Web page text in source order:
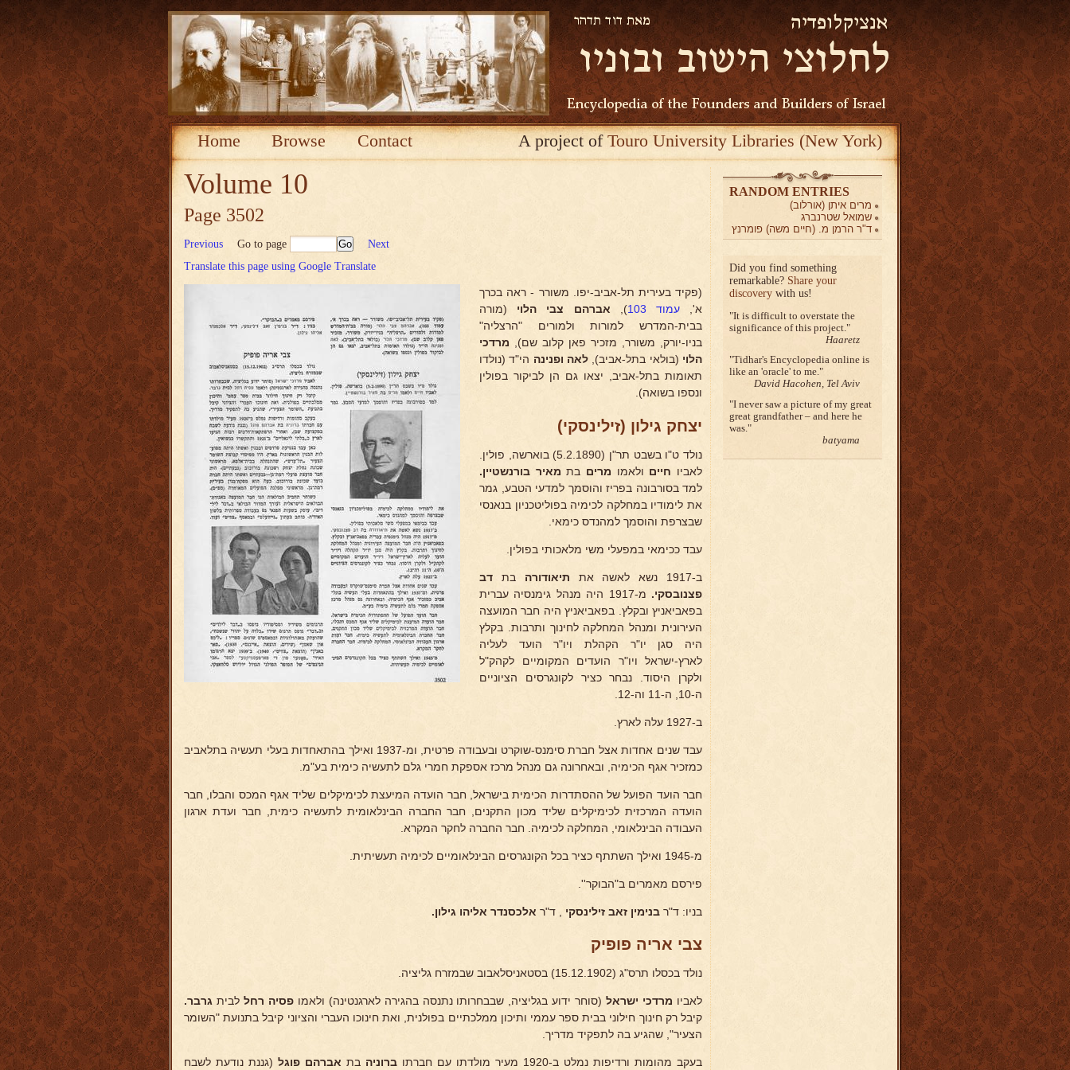
Home Browse Contact A project ofTouro University Libraries (New York)
Volume 10
Page 3502
Previous Go to page
Next
Translate this page using Google Translate
(פקיד בעירית תל-אביב-יפו. משורר - ראה בכרך
א',עמוד 103 ), אברהם צבי הלוי (מורה
בבית-המדרש למורות ולמורים "הרצליה"
בניו-יורק, משורר, מזכיר פאן קלוב שם), מרדכי
הלוי (בולאי בתל-אביב), לאה ופנינה הי"ד (נולדו
תאומות בתל-אביב, יצאו גם הן לביקור בפולין
ונספו בשואה).
יצחק גילון (זילינסקי)
נולד ט"ו בשבט תר"ן (5.2.1890) בוארשה, פולין.
לאביו חיים ולאמו מרים בת מאיר בורנשטיין.
למד בסורבונה בפריז והוסמך למדעי הטבע, גמר
את לימודיו במחלקה לכימיה בפוליטכניון בנאנסי
שבצרפת והוסמך למהנדס כימאי.
עבד ככימאי במפעלי משי מלאכותי בפולין.
ב-1917 נשא לאשה את תיאודורה בת דב
פצנובסקי.
מ-1917 היה מנהל גימנסיה עברית
בפאביאניץ ובקלץ. בפאביאניץ היה חבר המועצה
העירונית ומנהל המחלקה לחינוך ותרבות. בקלץ
היה סגן יו"ר הקהלת ויו"ר הועד לעליה
לארץ-ישראל ויו"ר הועדים המקומיים לקהק"ל
ולקרן היסוד. נבחר כציר לקונגרסים הציוניים
ה-10, ה-11 וה-12.
ב-1927 עלה לארץ.
עבד שנים אחדות אצל חברת סימנס-שוקרט ובעבודה פרטית, ומ-1937 ואילך בהתאחדות בעלי תעשיה בתלאביב
כמזכיר אגף הכימיה, ובאחרונה גם מנהל מרכז אספקת חמרי גלם לתעשיה כימית בע"מ.
חבר הועד הפועל של ההסתדרות הכימית בישראל, חבר הועדה המיעצת לכימיקלים שליד אגף המכס והבלו, חבר
הועדה המרכזית לכימיקלים שליד מכון התקנים, חבר החברה הבינלאומית לתעשיה כימית, חבר ועדת ארגון
העבודה הבינלאומי, המחלקה לכימיה. חבר החברה לחקר המקרא.
מ-1945 ואילך השתתף כציר בכל הקונגרסים הבינלאומיים לכימיה תעשיתית.
פירסם מאמרים ב"הבוקר''.
בניו: ד"ר בנימין זאב זילינסקי , ד"ר אלכסנדר אליהו גילון.
צבי אריה פופיק
נולד בכסלו תרס"ג (15.12.1902) בסטאניסלאבוב שבמזרח גליציה.
לאביו מרדכי ישראל(סוחר ידוע בגליציה, שבבחרותו נתנסה בהגירה לארגנטינה) ולאמו פסיה רחללבית גרבר.
קיבל רק חינוך חילוני בבית ספר עממי ותיכון ממלכתיים בפולנית, ואת חינוכו העברי והציוני קיבל בתנועת "השומר
הצעיר", שהגיע בה לתפקיד מדריך.
בעקב מהומות ורדיפות נמלט ב-1920 מעיר מולדתו עם חברתו ברוניה בת אברהם פוגל (גננת נודעת לשבח
RANDOM ENTRIES
מרים איתן (אורלוב)
שמואל שטרנברג
ד"ר הרמן מ. (חיים משה) פומרנץ
Did you find something
remarkable? Share your
discovery with us!
It is difficult to overstate the
significance of this project.
Haaretz
Tidhar's Encyclopedia online is
like an 'oracle' to me.
David Hacohen, Tel Aviv
I never saw a picture of my great
great grandfather – and here he
was.
batyama